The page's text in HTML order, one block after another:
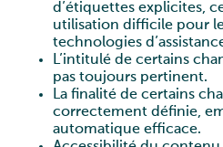
d’étiquettes explicites,
utilisation difficile pour
technologies
L’intitulé de certains
pas toujours pertinent.
La finalité de certains
correctement définie,
automatique efficace.